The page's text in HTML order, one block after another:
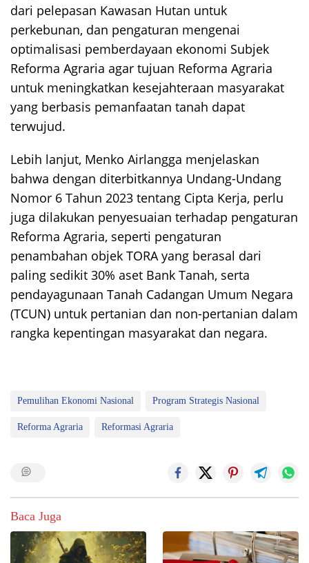
dari pelepasan Kawasan Hutan untuk
perkebunan, dan pengaturan mengenai
optimalisasi pemberdayaan ekonomi Subjek
Reforma Agraria agar tujuan Reforma Agraria
untuk meningkatkan kesejahteraan masyarakat
yang berbasis pemanfaatan tanah dapat
terwujud.
Lebih lanjut, Menko Airlangga menjelaskan
bahwa dengan diterbitkannya Undang-Undang
Nomor 6 Tahun 2023 tentang Cipta Kerja, perlu
juga dilakukan penyesuaian terhadap pengaturan
Reforma Agraria, seperti pengaturan
penambahan objek TORA yang berasal dari
paling sedikit 30% aset Bank Tanah, serta
pendayagunaan Tanah Cadangan Umum Negara
(TCUN) untuk pertanian dan non-pertanian dalam
rangka kepentingan masyarakat dan negara.
Pemulihan Ekonomi Nasional Program Strategis Nasional
Reforma Agraria Reformasi Agraria
Baca Juga